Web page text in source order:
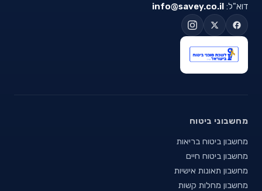
דוא"ל: info@savey.co.il
מחשבוני ביטוח
מחשבון ביטוח בריאות
מחשבון ביטוח חיים
מחשבון תאונות אישיות
מחשבון מחלות קשות